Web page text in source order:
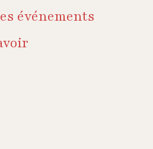
événements